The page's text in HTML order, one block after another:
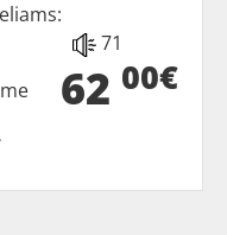
71
62 00€